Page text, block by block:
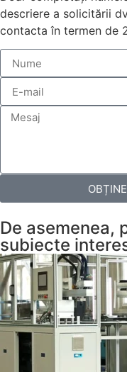
descriere a solicitării
contacta în termen de
De asemenea,
subiecte